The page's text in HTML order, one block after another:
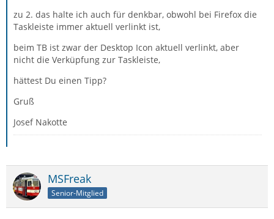
zu 2. das halte ich auch für denkbar, obwohl bei Firefox die
Taskleiste immer aktuell verlinkt ist,
beim TB ist zwar der Desktop Icon aktuell verlinkt, aber
nicht die Verküpfung zur Taskleiste,
hättest Du einen Tipp?
Gruß
Josef Nakotte
MSFreak
Senior-Mitglied